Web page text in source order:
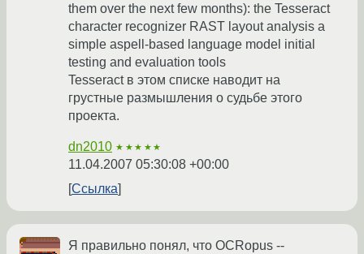
them over the next few months): the Tesseract
character recognizer RAST layout analysis a
simple aspell-based language model initial
testing and evaluation tools
Tesseract в этом списке наводит на
грустные размышления о судьбе этого
проекта.
dn2010 ★★★★★
11.04.2007 05:30:08 +00:00
Ссылка
Я правильно понял, что OCRopus --